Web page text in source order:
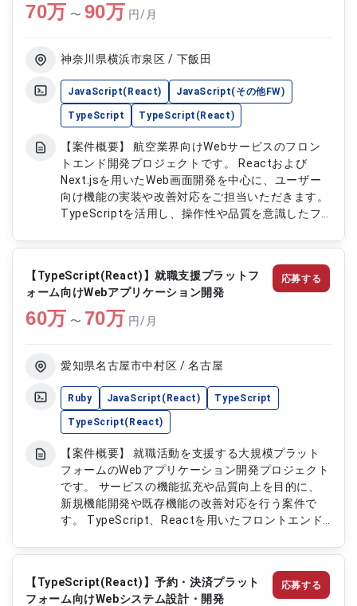
計、開発 ・自然言語処理を活用した業務支援機能
の実装 ・外部サービス、各種APIとの連携機能開発
70万 〜 90万 円/月
神奈川県横浜市泉区 / 下飯田
JavaScript(React) JavaScript(その他FW)
TypeScript TypeScript(React)
【案件概要】 航空業界向けWebサービスのフロン
トエンド開発プロジェクトです。 Reactおよび
Next.jsを用いたWeb画面開発を中心に、ユーザー
向け機能の実装や改善対応をご担当いただきます。
TypeScriptを活用し、操作性や品質を意識したフ
携しながら、サービスの機能向上および安定した開
発を支援していただくポジションです。 【作業内
容】 ・React、Next.jsを用いたWeb画面の開発お
よび改修 ・TypeScriptを用いたフロントエンド機
能の実装 ・画面UIの実装および操作性向上に向けた
改善対応 ・API連携を含む画面側機能の開発 ・設
【TypeScript(React)】就職支援プラットフ
ォーム向けWebアプリケーション開発
60万 〜 70万 円/月
愛知県名古屋市中村区 / 名古屋
Ruby JavaScript(React) TypeScript
TypeScript(React)
【案件概要】 就職活動を支援する大規模プラット
フォームのWebアプリケーション開発プロジェクト
です。 サービスの機能拡充や品質向上を目的に、
新規機能開発や既存機能の改善対応を行う案件で
す。 TypeScript、Reactを用いたフロントエンド
で幅広く携わっていただきます。 チームメンバー
と連携しながら、利用者の利便性向上および安定し
たサービス運営を支援していただきます。 【作業
応募する
【TypeScript(React)】予約・決済プラット
フォーム向けWebシステム設計・開発
応募する